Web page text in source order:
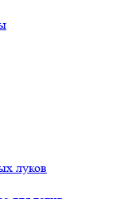
луков